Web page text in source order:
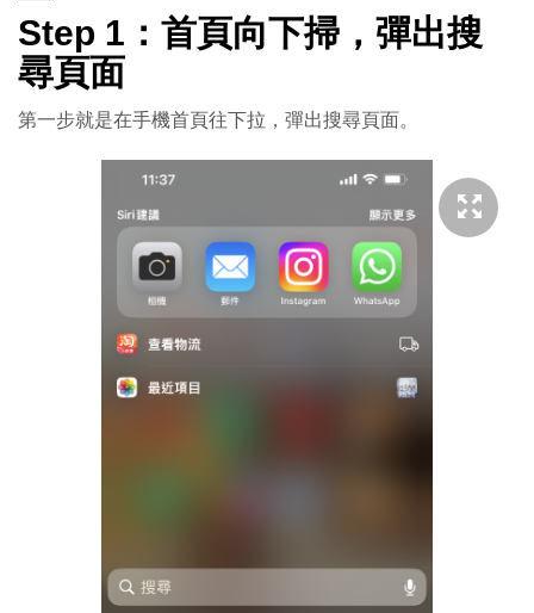
Step 1：首頁向下掃，彈出搜
尋頁面
第一步就是在手機首頁往下拉，彈出搜尋頁面。